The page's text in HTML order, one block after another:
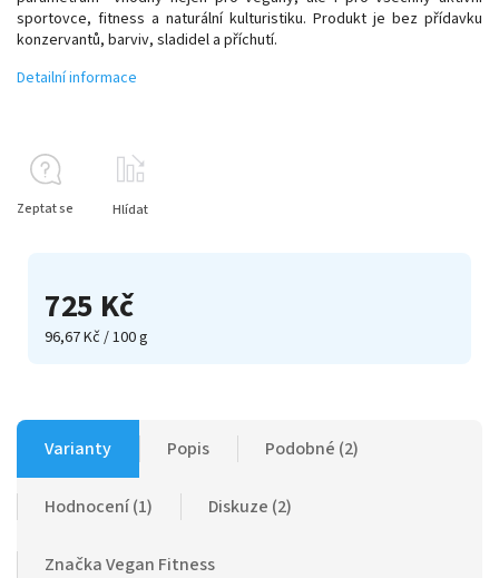
725 Kč
96,67 Kč / 100 g
sportovce, fitness a naturální kulturistiku. Produkt je bez přídavku
konzervantů, barviv, sladidel a příchutí.
Detailní informace
Zeptat se Hlídat
Varianty Popis Podobné (2)
Hodnocení (1) Diskuze (2)
ZnačkaVegan Fitness